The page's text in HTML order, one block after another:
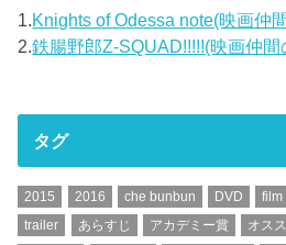
1.Knights of Odessa note(映画仲
2.鉄腸野郎Z-SQUAD!!!!!(映画仲間
タグ
2015 2016 che bunbun DVD film
trailer
あらすじ アカデミー賞 オス